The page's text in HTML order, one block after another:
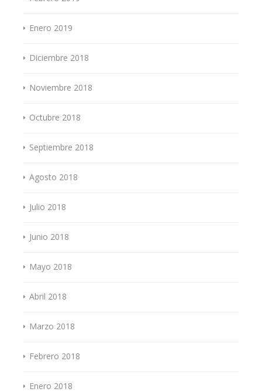
Enero 2019
Diciembre 2018
Noviembre 2018
Octubre 2018
Septiembre 2018
Agosto 2018
Julio 2018
Junio 2018
Mayo 2018
Abril 2018
Marzo 2018
Febrero 2018
Enero 2018